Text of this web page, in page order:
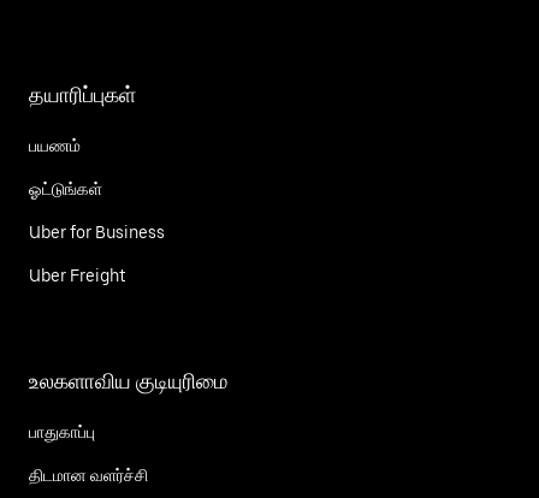
தயாரிப்புகள்
பயணம்
ஓட்டுங்கள்
Uber for Business
Uber Freight
உலகளாவிய குடியுரிமை
பாதுகாப்பு
திடமான வளர்ச்சி